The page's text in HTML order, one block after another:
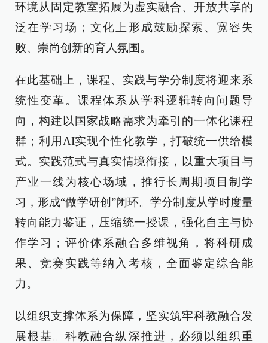
环境从固定教室拓展为虚实融合、开放共享的
泛在学习场；文化上形成鼓励探索、宽容失
败、崇尚创新的育人氛围。
在此基础上，课程、实践与学分制度将迎来系
统性变革。课程体系从学科逻辑转向问题导
向，构建以国家战略需求为牵引的一体化课程
群；利用AI实现个性化教学，打破统一供给模
式。实践范式与真实情境衔接，以重大项目与
产业一线为核心场域，推行长周期项目制学
习，形成“做学研创”闭环。学分制度从学时度量
转向能力鉴证，压缩统一授课，强化自主与协
作学习；评价体系融合多维视角，将科研成
果、竞赛实践等纳入考核，全面鉴定综合能
力。
以组织支撑体系为保障，坚实筑牢科教融合发
展根基。科教融合纵深推进，必须以组织重